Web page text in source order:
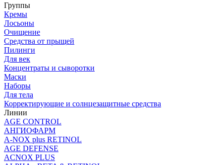
Группы
Кремы
Лосьоны
Очищение
Средства от прыщей
Пилинги
Для век
Концентраты и сыворотки
Маски
Наборы
Для тела
Корректирующие и солнцезащитные средства
Линии
AGE CONTROL
АНГИОФАРМ
A-NOX plus RETINOL
AGE DEFENSE
ACNOX PLUS